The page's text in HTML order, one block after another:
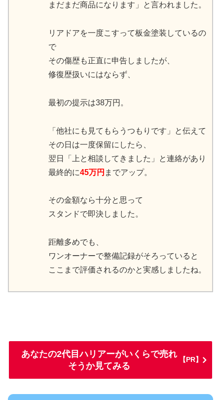
まだまだ商品になります」と言われました。
リアドアを一度こすって板金塗装しているの
で
その傷歴も正直に申告しましたが、
修復歴扱いにはならず、
最初の提示は38万円。
「他社にも見てもらうつもりです」と伝えて
その日は一度保留にしたら、
翌日「上と相談してきました」と連絡があり
最終的に45万円 までアップ。
その金額なら十分と思って
スタンドで即決しました。
距離多めでも、
ワンオーナーで整備記録がそろっていると
ここまで評価されるのかと実感しましたね。
あなたの2代目ハリアーがいくらで売れ
そうか見てみる
【PR】